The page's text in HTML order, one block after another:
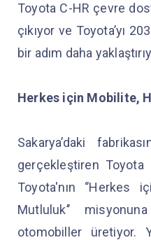
Toyota C-HR çevre
çıkıyor ve Toyota’yı
bir adım daha
Herkes için Mobilite,
Sakarya’daki
gerçekleştiren Toyota
Toyota'nın
Mutluluk’’
otomobiller üretiyor.